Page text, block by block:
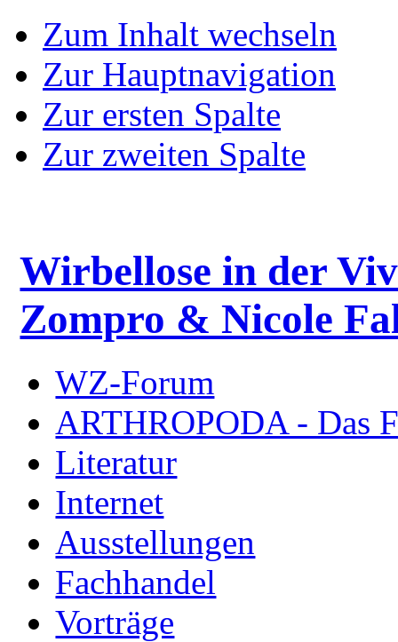
Zum Inhalt wechseln
Zur Hauptnavigation
Zur ersten Spalte
Zur zweiten Spalte
Wirbellose in der
Zompro & Nicole
WZ-Forum
ARTHROPODA - Das
Literatur
Internet
Ausstellungen
Fachhandel
Vorträge